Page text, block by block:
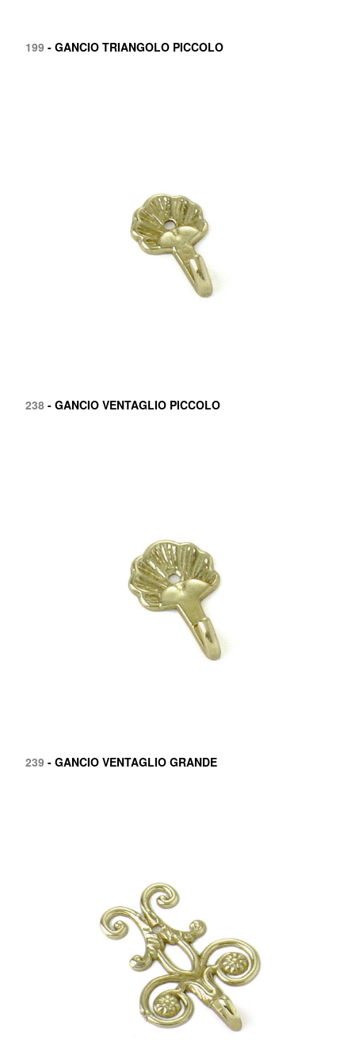
199 - GANCIO TRIANGOLO PICCOLO
238- GANCIO VENTAGLIO PICCOLO
239 - GANCIO VENTAGLIO GRANDE